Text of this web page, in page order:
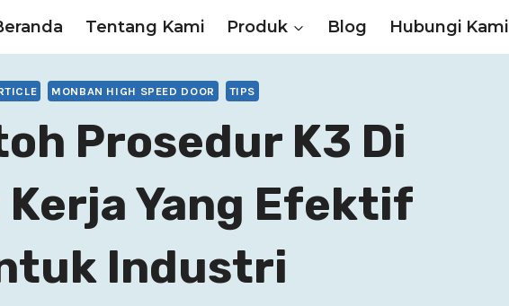
Tentang Kami Produk Blog Hubungi Kami
MONBAN HIGH SPEED DOOR TIPS
Prosedur K3 Di
Kerja Yang Efektif
Industri